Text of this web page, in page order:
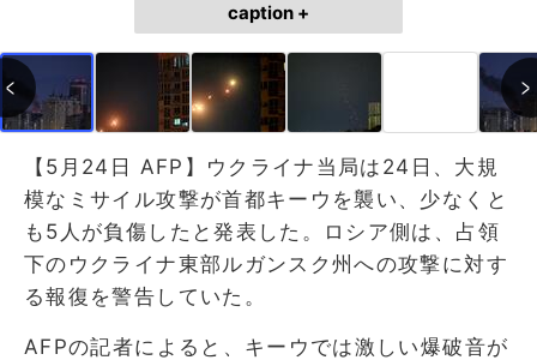
caption +
【5月24日 AFP】ウクライナ当局は24日、大規
模なミサイル攻撃が首都キーウを襲い、少なくと
も5人が負傷したと発表した。ロシア側は、占領
下のウクライナ東部ルガンスク州への攻撃に対す
る報復を警告していた。
AFPの記者によると、キーウでは激しい爆破音が